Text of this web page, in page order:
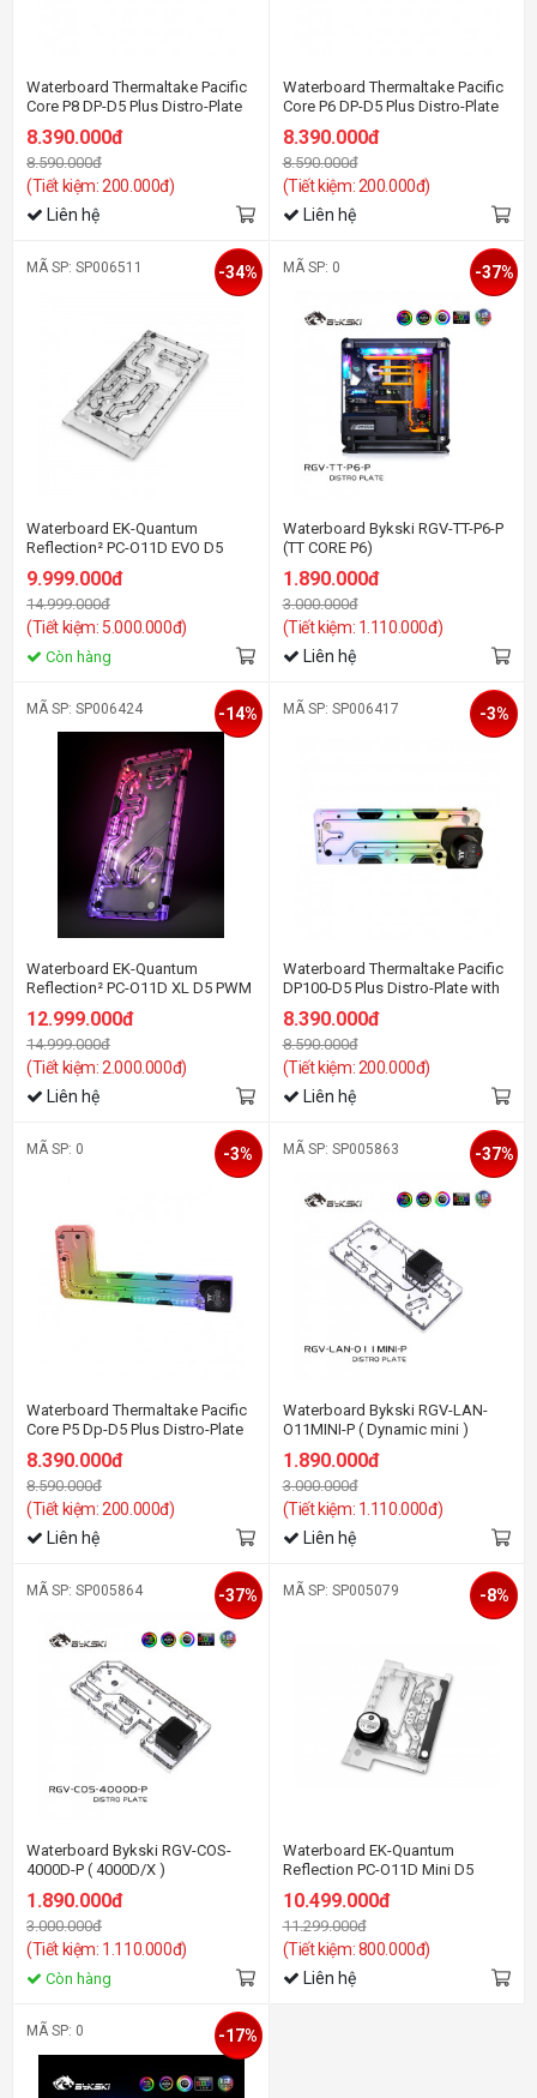
Waterboard Thermaltake Pacific
Core P8 DP-D5 Plus Distro-Plate
with Pump Combo
8.390.000đ
8.590.000đ
(Tiết kiệm: 200.000đ)
Liên hệ
Waterboard Thermaltake Pacific
Core P6 DP-D5 Plus Distro-Plate
with Pump Combo
8.390.000đ
8.590.000đ
(Tiết kiệm: 200.000đ)
Liên hệ
MÃ SP: SP006511
Waterboard EK-Quantum
Reflection² PC-O11D EVO D5
9.999.000đ
14.999.000đ
(Tiết kiệm: 5.000.000đ)
-34%
Còn hàng
MÃ SP: 0
Waterboard Bykski RGV-TT-P6-P
(TT CORE P6)
1.890.000đ
3.000.000đ
(Tiết kiệm: 1.110.000đ)
-37%
Liên hệ
MÃ SP: SP006424
Waterboard EK-Quantum
Reflection² PC-O11D XL D5 PWM
D-RGB - Plexi
12.999.000đ
14.999.000đ
(Tiết kiệm: 2.000.000đ)
-14%
Liên hệ
MÃ SP: SP006417
Waterboard Thermaltake Pacific
DP100-D5 Plus Distro-Plate with
Pump Combo
8.390.000đ
8.590.000đ
(Tiết kiệm: 200.000đ)
-3%
Liên hệ
MÃ SP: 0
Waterboard Thermaltake Pacific
Core P5 Dp-D5 Plus Distro-Plate
8.390.000đ
8.590.000đ
(Tiết kiệm: 200.000đ)
-3%
Liên hệ
MÃ SP: SP005863
Waterboard Bykski RGV-LAN-
O11MINI-P ( Dynamic mini )
1.890.000đ
3.000.000đ
(Tiết kiệm: 1.110.000đ)
-37%
Liên hệ
MÃ SP: SP005864
Waterboard Bykski RGV-COS-
4000D-P ( 4000D/X )
1.890.000đ
3.000.000đ
(Tiết kiệm: 1.110.000đ)
-37%
Còn hàng
MÃ SP: SP005079
Waterboard EK-Quantum
Reflection PC-O11D Mini D5
PWM D-RGB - Plexi ( Dynamic
Mini )
10.499.000đ
11.299.000đ
(Tiết kiệm: 800.000đ)
-8%
Liên hệ
MÃ SP: 0 -17%